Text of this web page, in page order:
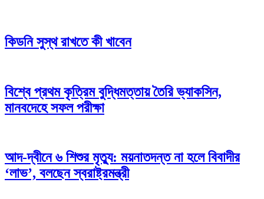
কিডনি সুস্থ রাখতে কী খাবেন
বিশ্বে প্রথম কৃত্রিম বুদ্ধিমত্তায় তৈরি ভ্যাকসিন,
মানবদেহে সফল পরীক্ষা
আদ-দ্বীনে ৬ শিশুর মৃত্যু: ময়নাতদন্ত না হলে বিবাদীর
‘লাভ’, বলছেন স্বরাষ্ট্রমন্ত্রী